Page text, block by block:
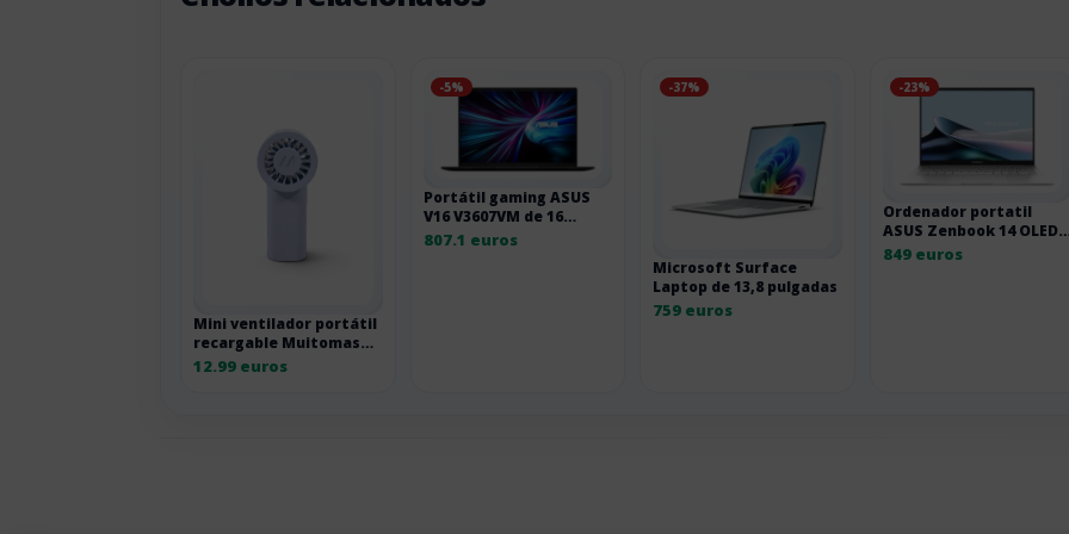
Mini ventilador portátil
recargable Muitomas
con 3 velocidades
12.99 euros
-5%
Portátil gaming ASUS
V16 V3607VM de 16
pulgadas LR06
807.1 euros
-37%
Microsoft Surface
Laptop de 13,8 pulgadas
759 euros
-23%
Ordenador portatil
ASUS Zenbook 14 OLED
con Core Ultra 7 y 512 GB
849 euros